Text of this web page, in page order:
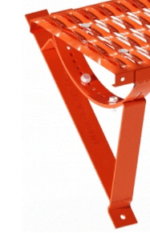
hvězdiček.